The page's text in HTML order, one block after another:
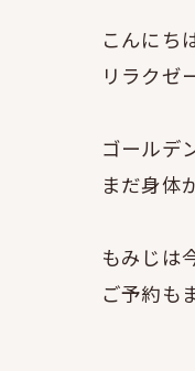
こんにち
リラクゼ
ゴールデ
まだ身体
もみじは
ご予約も